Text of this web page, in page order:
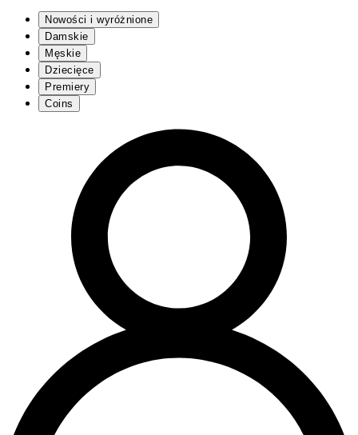
Nowości i wyróżnione
Damskie
Męskie
Dziecięce
Premiery
Coins